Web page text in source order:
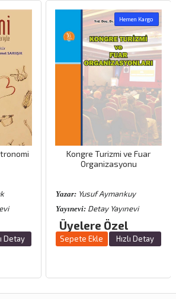
Hemen Kargo
Kongre Turizmi ve Fuar
Organizasyonu
Yusuf Aymankuy
Yayınevi: Detay Yayınevi
Üyelere Özel
Sepete Ekle Hızlı Detay
Yayınevi:
indirim